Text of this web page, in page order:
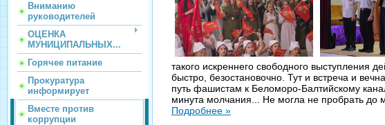
Вниманию
руководителей
ОЦЕНКА
МУНИЦИПАЛЬНЫХ...
Горячее питание
Прокуратура
информирует
Вместе против
коррупции
такого искреннего свободного выступления
быстро, безостановочно. Тут и встреча и
путь фашистам к Беломоро-Балтийскому
минута молчания... Не могла не пробрать до
Подробнее »